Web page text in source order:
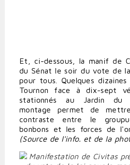
Et, ci-dessous, la manif de
du Sénat le soir du vote de
pour tous. Quelques
Tournon face à dix-sept
stationnés au Jardin du
montage permet de
contraste entre le
bonbons et les forces de
(Source de l'info. et de la